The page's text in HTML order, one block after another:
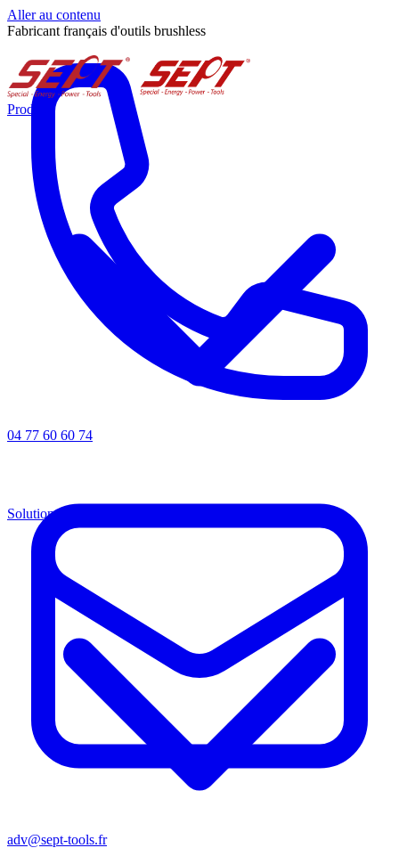
Aller au contenu
Fabricant français d'outils brushless
04 77 60 60 74
adv@sept-tools.fr
Produits
Solutions